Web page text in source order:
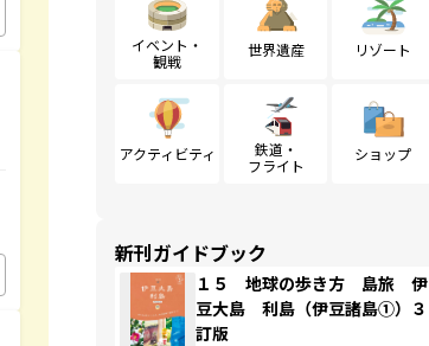
イベント・
観戦
世界遺産 リゾート
アクティビティ
鉄道・
フライト
ショップ
新刊ガイドブック
１５ 地球の歩き方 島旅 伊
豆大島 利島（伊豆諸島①）３
訂版